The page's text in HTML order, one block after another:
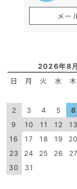
メー
2026年8月
日 月 火 水 木
2
3 4 5 6
9
10 11 12 13
16
17 18 19 20
23
24 25 26 27
30
31